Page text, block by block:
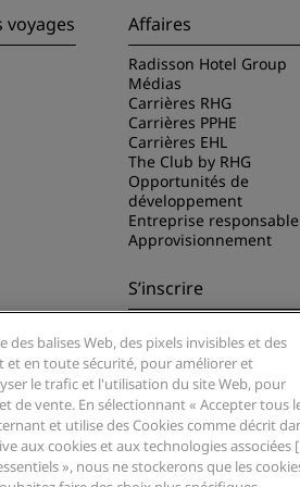
voyages Affaires
Radisson Hotel Group
Médias
Carrières RHG
Carrières PPHE
Carrières EHL
The Club by RHG
Opportunités de
développement
Entreprise responsable
Approvisionnement
Hotels
S’inscrire
offres les plus
Radisson, Radisson RED, Radisson
des balises Web, des pixels invisibles et des
et en toute sécurité, pour améliorer et
le trafic et l'utilisation du site Web, pour
vente. En sélectionnant « Accepter tous
et utilise des Cookies comme décrit
aux cookies et aux technologies associées [
», nous ne stockerons que les